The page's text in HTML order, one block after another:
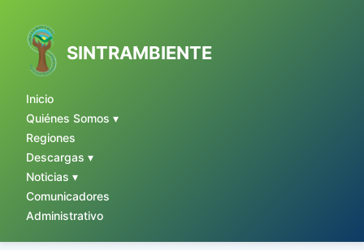
SINTRAMBIENTE
Inicio
Quiénes Somos ▾
Regiones
Descargas ▾
Noticias ▾
Comunicadores
Administrativo
contenido